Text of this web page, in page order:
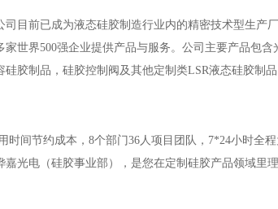
前已成为液态硅胶制造行业内的精密技术型生产厂
家世界500强企业提供产品与服务。公司主要产品包
硅胶制品，硅胶控制阀及其他定制类LSR液态硅胶制品
节约成本，8个部门36人项目团队，7*24小时全程
嘉光电（硅胶事业部），是您在定制硅胶产品领域里理